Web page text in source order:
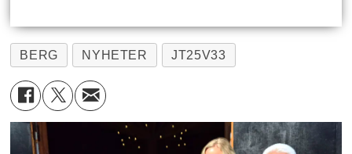
BERG NYHETER JT25V33